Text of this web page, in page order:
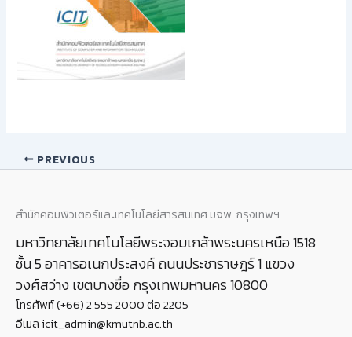
PREVIOUS
สำนักคอมพิวเตอร์และเทคโนโลยีสารสนเทศ มจพ. กรุงเทพฯ
มหาวิทยาลัยเทคโนโลยีพระจอมเกล้าพระนครเหนือ 1518
ชั้น 5 อาคารอเนกประสงค์ ถนนประชาราษฎร์ 1 แขวง
วงศ์สว่าง เขตบางซื่อ กรุงเทพมหานคร 10800
โทรศัพท์ (+66) 2 555 2000 ต่อ 2205
อีเมล icit_admin@kmutnb.ac.th